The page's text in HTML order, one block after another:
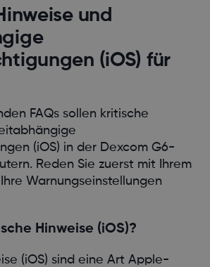
und
(iOS) für
FAQs sollen kritische
(iOS) in der Dexcom G6-
Reden Sie zuerst mit Ihrem
Warnungseinstellungen
Hinweise (iOS)?
(iOS) sind eine Art Apple-